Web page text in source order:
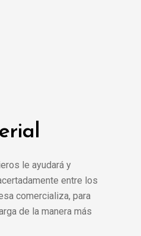
le ayudará y
entre los
comercializa, para
de la manera más